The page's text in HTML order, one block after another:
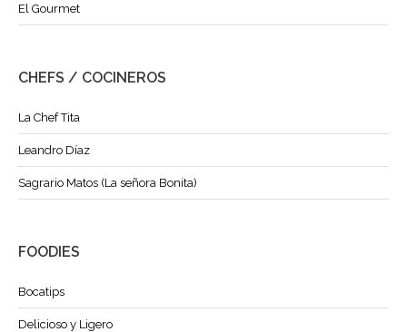
El Gourmet
CHEFS / COCINEROS
La Chef Tita
Leandro Díaz
Sagrario Matos (La señora Bonita)
FOODIES
Bocatips
Delicioso y Ligero